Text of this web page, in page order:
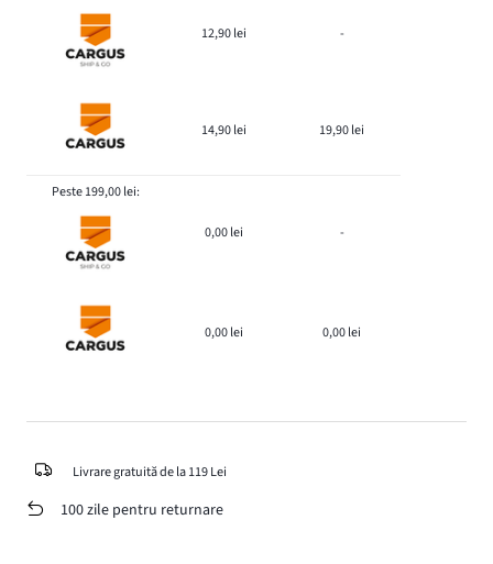
12,90 lei -
14,90 lei 19,90 lei
Peste 199,00 lei:
0,00 lei -
0,00 lei 0,00 lei
Livrare gratuită de la 119 Lei
100 zile pentru returnare